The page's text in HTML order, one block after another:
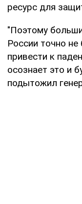
ресурс для
"Поэтому
России точно
привести к
осознает это и
подытожил